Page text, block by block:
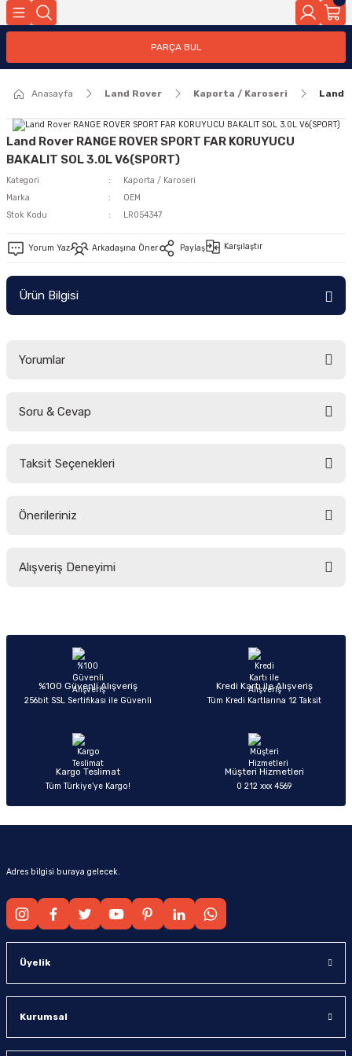
PARÇA BUL
Anasayfa Land Rover Kaporta / Karoseri Land
Land Rover RANGE ROVER SPORT FAR KORUYUCU
BAKALIT SOL 3.0L V6(SPORT)
Kategori
Kaporta / Karoseri
Marka
OEM
Stok Kodu
LR054347
Yorum Yaz Arkadaşına Öner Paylaş Karşılaştır
Ürün Bilgisi
Yorumlar
Soru & Cevap
Taksit Seçenekleri
Önerileriniz
yetersiz gördüğünüz noktaları öneri formunu kullanarak tarafımıza
Ürün açıklamasında eksik bilgiler bulunuyor.
Ürün bilgilerinde hatalar bulunuyor.
Ürün fiyatı diğer sitelerden daha pahalı.
Alışveriş Deneyimi
Sitemize ilk yorumu siz yapın!
%100 Güvenli Alışveriş
256bit SSL Sertifikası ile Güvenli
Kredi Kartı ile Alışveriş
Tüm Kredi Kartlarına 12 Taksit
Kargo Teslimat
Tüm Türkiye’ye Kargo!
Müşteri Hizmetleri
0 212 xxx 4569
Adres bilgisi buraya gelecek.
Üyelik
Kurumsal